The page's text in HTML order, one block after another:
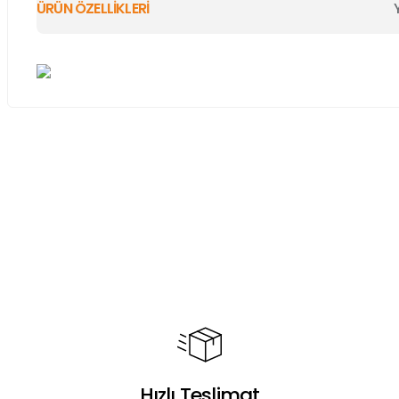
ÜRÜN ÖZELLİKLERİ